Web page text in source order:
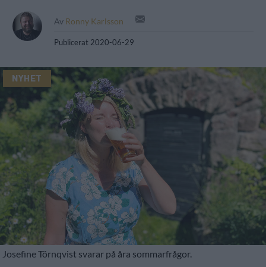
Av Ronny Karlsson
Publicerat 2020-06-29
NYHET
Josefine Törnqvist svarar på åra sommarfrågor.